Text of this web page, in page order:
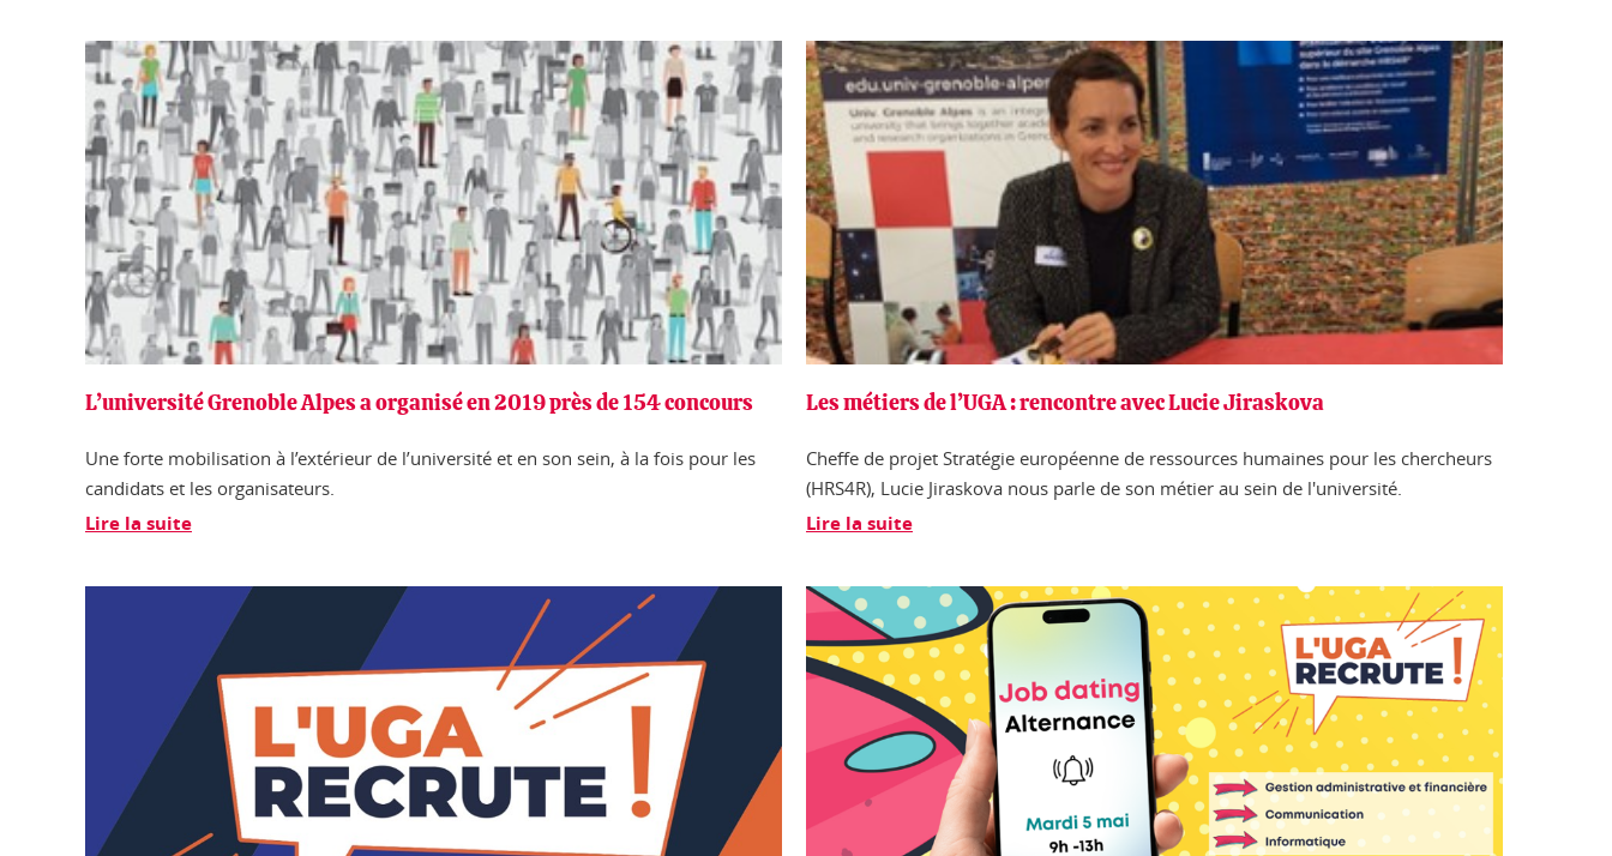
L’université Grenoble Alpes a organisé en 2019 près de 154 concours
Une forte mobilisation à l’extérieur de l’université et en son sein, à la fois pour les
candidats et les organisateurs.
Lire la suite
Les métiers de l’UGA : rencontre avec Lucie Jiraskova
Cheffe de projet Stratégie européenne de ressources humaines pour les chercheurs
(HRS4R), Lucie Jiraskova nous parle de son métier au sein de l'université.
Lire la suite